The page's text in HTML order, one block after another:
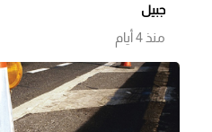
جبيل
منذ 4 أيام